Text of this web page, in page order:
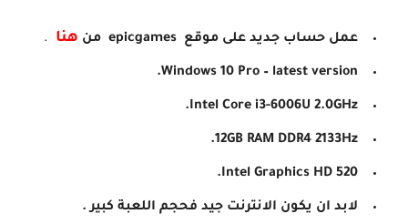
عمل حساب جديد على موقع epicgames من هنا .
Windows 10 Pro – latest version.
Intel Core i3-6006U 2.0GHz.
12GB RAM DDR4 2133Hz.
Intel Graphics HD 520.
لابد ان يكون الانترنت جيد فحجم اللعبة كبير .